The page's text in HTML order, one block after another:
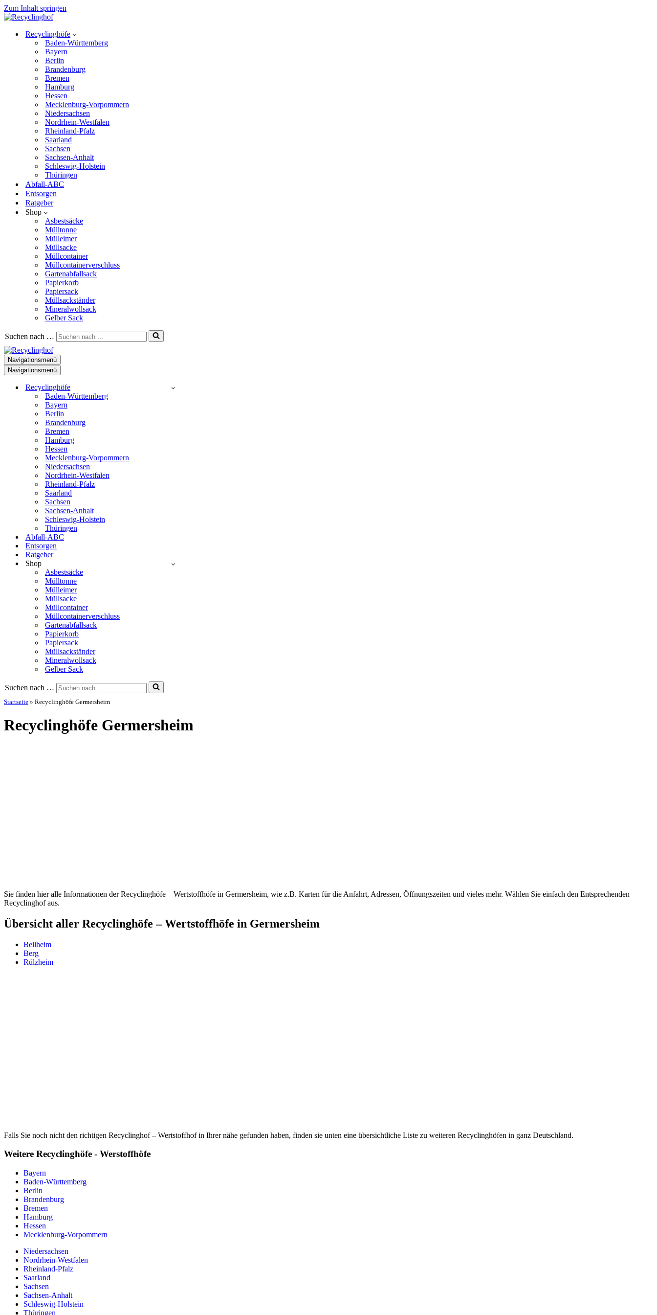
Zum Inhalt springen
Recyclinghöfe
Baden-Württemberg
Bayern
Berlin
Brandenburg
Bremen
Hamburg
Hessen
Mecklenburg-Vorpommern
Niedersachsen
Nordrhein-Westfalen
Rheinland-Pfalz
Saarland
Sachsen
Sachsen-Anhalt
Schleswig-Holstein
Thüringen
Abfall-ABC
Entsorgen
Ratgeber
Shop
Asbestsäcke
Mülltonne
Mülleimer
Müllsacke
Müllcontainer
Müllcontainerverschluss
Gartenabfallsack
Papierkorb
Papiersack
Müllsackständer
Mineralwollsack
Gelber Sack
Suchen nach …
Navigationsmenü
Navigationsmenü
Recyclinghöfe
Baden-Württemberg
Bayern
Berlin
Brandenburg
Bremen
Hamburg
Hessen
Mecklenburg-Vorpommern
Niedersachsen
Nordrhein-Westfalen
Rheinland-Pfalz
Saarland
Sachsen
Sachsen-Anhalt
Schleswig-Holstein
Thüringen
Abfall-ABC
Entsorgen
Ratgeber
Shop
Asbestsäcke
Mülltonne
Mülleimer
Müllsacke
Müllcontainer
Müllcontainerverschluss
Gartenabfallsack
Papierkorb
Papiersack
Müllsackständer
Mineralwollsack
Gelber Sack
Suchen nach …
Startseite » Recyclinghöfe Germersheim
Recyclinghöfe Germersheim
Sie finden hier alle Informationen der Recyclinghöfe – Wertstoffhöfe in Germersheim, wie z.B. Karten für die Anfahrt, Adressen, Öffnungszeiten und vieles mehr. Wählen Sie einfach den Entsprechenden
Recyclinghof aus.
Übersicht aller Recyclinghöfe – Wertstoffhöfe in Germersheim
Bellheim
Berg
Rülzheim
Falls Sie noch nicht den richtigen Recyclinghof – Wertstoffhof in Ihrer nähe gefunden haben, finden sie unten eine übersichtliche Liste zu weiteren Recyclinghöfen in ganz Deutschland.
Weitere Recyclinghöfe - Werstoffhöfe
Bayern
Baden-Württemberg
Berlin
Brandenburg
Bremen
Hamburg
Hessen
Mecklenburg-Vorpommern
Niedersachsen
Nordrhein-Westfalen
Rheinland-Pfalz
Saarland
Sachsen
Sachsen-Anhalt
Schleswig-Holstein
Thüringen